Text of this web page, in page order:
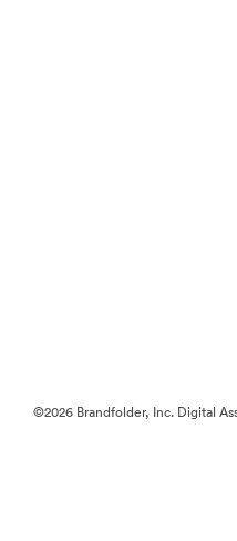
©2026 Brandfolder, Inc. Digital